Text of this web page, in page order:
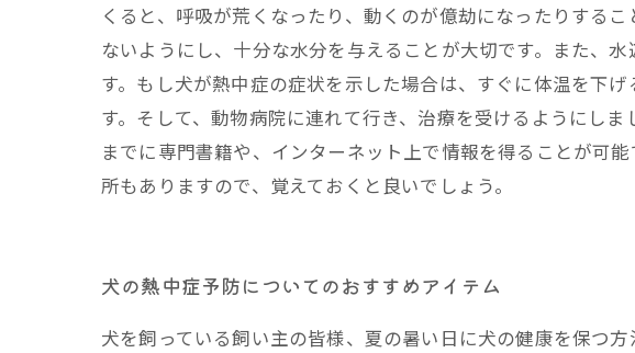
くると、呼吸が荒くなったり、動くのが億劫になったりする
ないようにし、十分な水分を与えることが大切です。また、
す。もし犬が熱中症の症状を示した場合は、すぐに体温を下
す。そして、動物病院に連れて行き、治療を受けるようにし
までに専門書籍や、インターネット上で情報を得ることが可
所もありますので、覚えておくと良いでしょう。
犬の熱中症予防についてのおすすめアイテム
犬を飼っている飼い主の皆様、夏の暑い日に犬の健康を保つ